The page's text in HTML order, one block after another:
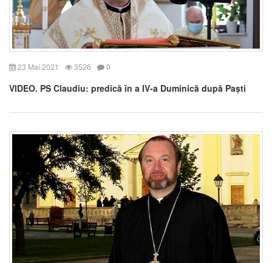
23 Mai 2021 3526 0
VIDEO. PS Claudiu: predică în a IV-a Duminică după Paști